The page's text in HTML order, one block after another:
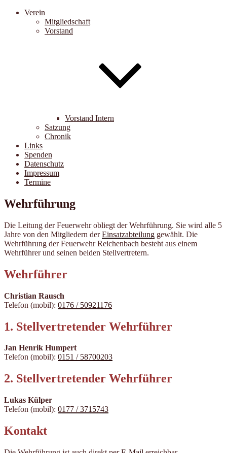
Verein
Mitgliedschaft
Vorstand
Vorstand Intern
Satzung
Chronik
Links
Spenden
Datenschutz
Impressum
Termine
Wehrführung
Die Leitung der Feuerwehr obliegt der Wehrführung. Sie wird alle 5
Jahre von den Mitgliedern derEinsatzabteilung gewählt. Die
Wehrführung der Feuerwehr Reichenbach besteht aus einem
Wehrführer und seinen beiden Stellvertretern.
Wehrführer
Christian Rausch
Telefon (mobil): 0176 / 50921176
1. Stell­vertret­en­der Wehr­führer
Jan Henrik Humpert
Telefon (mobil): 0151 / 58700203
2. Stell­vertret­en­der Wehr­führer
Lukas Külper
Telefon (mobil): 0177 / 3715743
Kontakt